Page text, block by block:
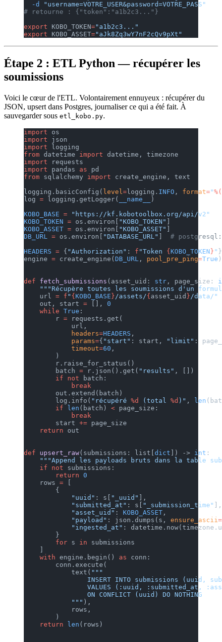
  -d
"username=VOTRE_USER&password=VOTRE_PASS"
# retourne : {"token":"a1b2c3..."}
export KOBO_TOKEN="a1b2c3..."
export KOBO_ASSET="aJk8Zq3wY7nF2cQv9pXt"
Étape 2 : ETL Python — récupérer les
soumissions
Voici le cœur de l'ETL. Volontairement ennuyeux : récupérer du
JSON, upsert dans Postgres, journaliser ce qui a été fait. À
sauvegarder sous etl_kobo.py.
import os
import json
import logging
from datetime import datetime, timezone
import requests
import pandas as pd
from sqlalchemy import create_engine, text
logging.basicConfig( level = logging. INFO , format="
log = logging.getLogger( __name__
)
KOBO_BASE = "https://kf.kobotoolbox.org/api/v2"
KOBO_TOKEN = os.environ[ "KOBO_TOKEN"
KOBO_ASSET = os.environ[ "KOBO_ASSET"
DB_URL
= os.environ[ "DATABASE_URL"
#
HEADERS = { "Authorization" : f "Token { KOBO_TOKEN } " }
engine = create_engine( DB_URL , pool_pre_ping=True )
def fetch_submissions (asset_uid: str , page_size:
"""Récupère toutes les soumissions d'un
    url
= f " { KOBO_BASE } /assets/{ asset_uid } /data/"
    out, start
= [], 0
    while
True :
        r
= requests.get(
            url,
            headers
=HEADERS ,
            params
={ "start" : start, "limit" :
            timeout
=60 ,
        )
        r.raise_for_status()
        batch
= r.json().get( "results" , [])
        if
not batch:
            break
        out.extend(batch)
        log.info(
"récupéré %d (total %d )" , len
        if
len (batch) < page_size:
            break
        start
+= page_size
    return
out
def upsert_raw(submissions: list[ dict ]) -> int :
"""Append les payloads bruts dans la table
    if
not submissions:
        return
0
    rows
=
        {
            "uuid"
: s[ "_uuid"
],
            "submitted_at"
: s[ "_submission_time"
],
            "asset_uid"
: KOBO_ASSET ,
            "payload"
: json.dumps(s, ensure_ascii =
            "ingested_at"
:
        }
        for
s in submissions
    with
engine.begin() as conn:
        conn.execute(
            text(
"""
INSERT INTO submissions (uuid,
VALUES (:uuid, :submitted_at,
                ON CONFLICT (uuid) DO NOTHING
            """
),
            rows,
        )
    return
len (rows)